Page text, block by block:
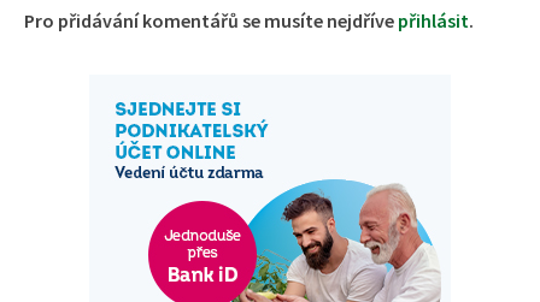
Pro přidávání komentářů se musíte nejdříve přihlásit.